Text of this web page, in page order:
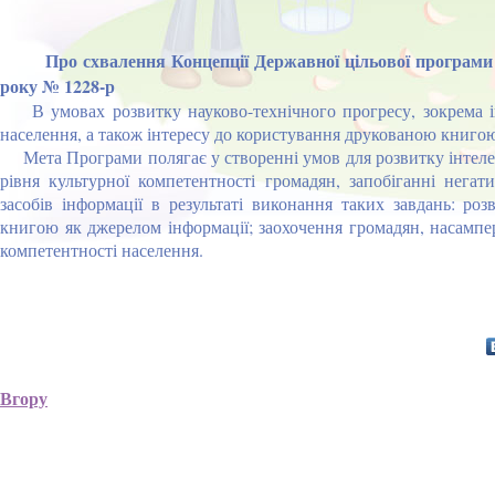
Про схвалення Концепції Державної цільової
року № 1228-р
В умовах розвитку науково-технічного прогресу, зокрема
населення, а також інтересу до користування друкованою
Мета Програми полягає у створенні умов для розвитку
рівня культурної компетентності громадян, запобіганні
засобів інформації в результаті виконання таких завдань:
книгою як джерелом інформації; заохочення громадян,
компетентності населення.
Вгору